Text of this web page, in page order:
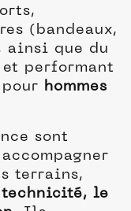
(bandeaux,
ainsi que du
performant
hommes
sont
terrains,
technicité, le